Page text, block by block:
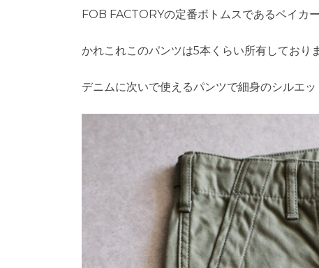
FOB FACTORYの定番ボトムスであるベイカ
かれこれこのパンツは5本くらい所有しており
デニムに次いで使えるパンツで細身のシルエ